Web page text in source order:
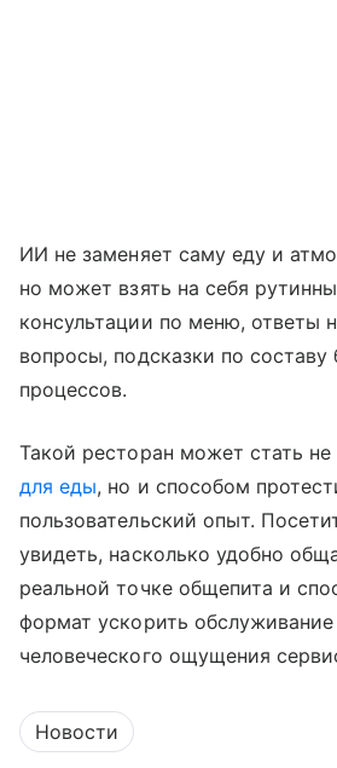
ИИ не заменяет саму еду и
но может взять на себя
консультации по меню, ответы
вопросы, подсказки по
процессов.
Такой ресторан может стать
для еды, но и способом
пользовательский опыт.
увидеть, насколько удобно
реальной точке общепита и
формат ускорить обслуживание
человеческого ощущения
Новости